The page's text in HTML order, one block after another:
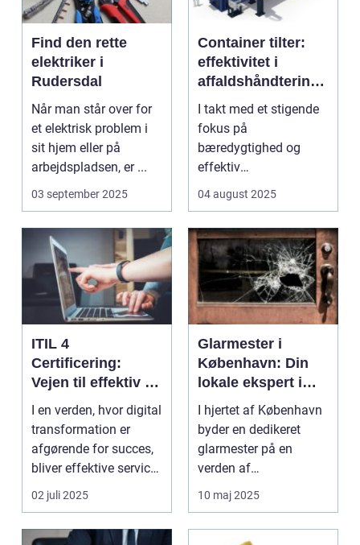
Find den rette
elektriker i
Rudersdal
Når man står over for
et elektrisk problem i
sit hjem eller på
arbejdspladsen, er ...
03 september 2025
Container tilter:
effektivitet i
affaldshåndtering
og
ressourcegenanve
ndelse
I takt med et stigende
fokus på
bæredygtighed og
effektiv
bliver spe...
04 august 2025
ITIL 4
Certificering:
Vejen til effektiv IT-
service
management
I en verden, hvor digital
transformation er
afgørende for succes,
bliver effektive service
ma...
02 juli 2025
Glarmester i
København: Din
lokale ekspert i
glasløsninger
I hjertet af København
byder en dedikeret
glarmester på en
verden af
glasløsning...
10 maj 2025